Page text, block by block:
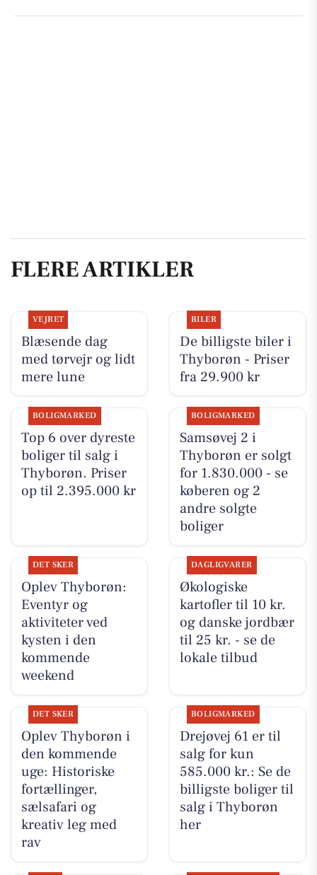
FLERE ARTIKLER
VEJRET
Blæsende dag
med tørvejr og lidt
mere lune
BILER
De billigste biler i
Thyborøn - Priser
fra 29.900 kr
BOLIGMARKED
Top 6 over dyreste
boliger til salg i
Thyborøn. Priser
op til 2.395.000 kr
BOLIGMARKED
Samsøvej 2 i
Thyborøn er solgt
for 1.830.000 - se
køberen og 2
andre solgte
boliger
DET SKER
Oplev Thyborøn:
Eventyr og
aktiviteter ved
kysten i den
kommende
weekend
DAGLIGVARER
Økologiske
kartofler til 10 kr.
og danske jordbær
til 25 kr. - se de
lokale tilbud
DET SKER
Oplev Thyborøn i
den kommende
uge: Historiske
fortællinger,
sælsafari og
kreativ leg med
rav
BOLIGMARKED
Drejøvej 61 er til
salg for kun
585.000 kr.: Se de
billigste boliger til
salg i Thyborøn
her